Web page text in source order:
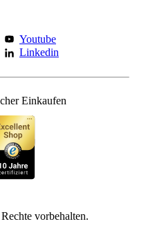
Youtube
Linkedin
Einkaufen
vorbehalten.